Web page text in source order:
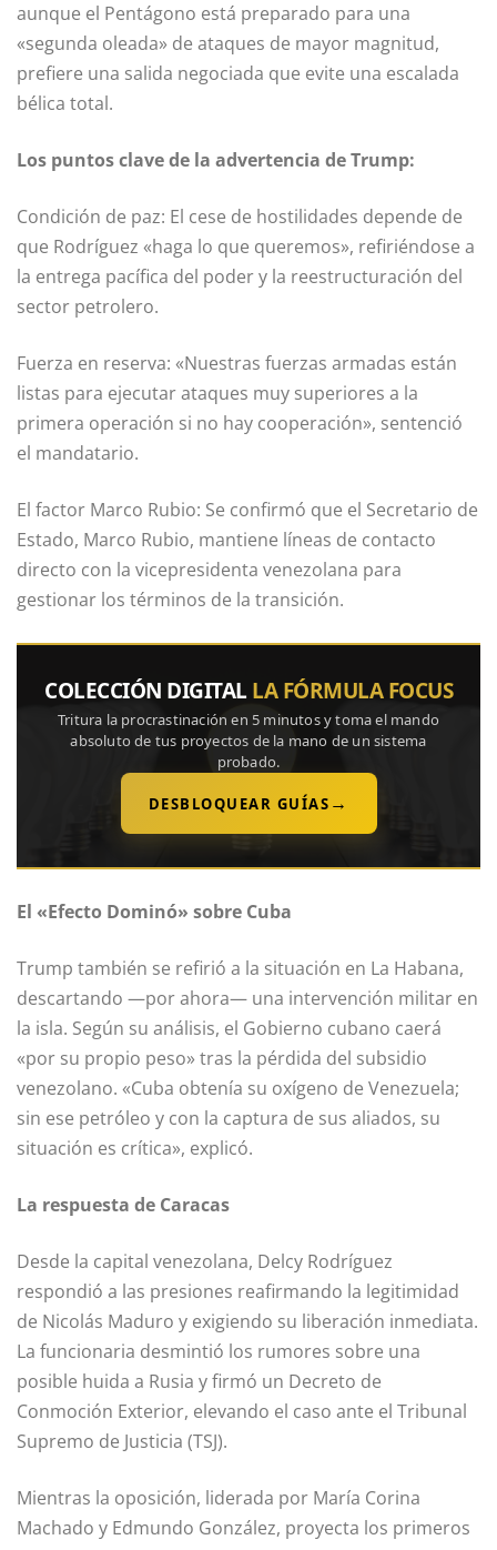
aunque el Pentágono está preparado para una
«segunda oleada» de ataques de mayor magnitud,
prefiere una salida negociada que evite una escalada
bélica total.
Los puntos clave de la advertencia de Trump:
Condición de paz: El cese de hostilidades depende de
que Rodríguez «haga lo que queremos», refiriéndose a
la entrega pacífica del poder y la reestructuración del
sector petrolero.
Fuerza en reserva: «Nuestras fuerzas armadas están
listas para ejecutar ataques muy superiores a la
primera operación si no hay cooperación», sentenció
el mandatario.
El factor Marco Rubio: Se confirmó que el Secretario de
Estado, Marco Rubio, mantiene líneas de contacto
directo con la vicepresidenta venezolana para
gestionar los términos de la transición.
COLECCIÓN DIGITAL LA FÓRMULA FOCUS
Tritura la procrastinación en 5 minutos y toma el mando
absoluto de tus proyectos de la mano de un sistema
probado.
DESBLOQUEAR GUÍAS →
El «Efecto Dominó» sobre Cuba
Trump también se refirió a la situación en La Habana,
descartando —por ahora— una intervención militar en
la isla. Según su análisis, el Gobierno cubano caerá
«por su propio peso» tras la pérdida del subsidio
venezolano. «Cuba obtenía su oxígeno de Venezuela;
sin ese petróleo y con la captura de sus aliados, su
situación es crítica», explicó.
La respuesta de Caracas
Desde la capital venezolana, Delcy Rodríguez
respondió a las presiones reafirmando la legitimidad
de Nicolás Maduro y exigiendo su liberación inmediata.
La funcionaria desmintió los rumores sobre una
posible huida a Rusia y firmó un Decreto de
Conmoción Exterior, elevando el caso ante el Tribunal
Supremo de Justicia (TSJ).
Mientras la oposición, liderada por María Corina
Machado y Edmundo González, proyecta los primeros